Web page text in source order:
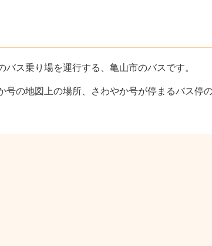
ス乗り場を運行する、亀山市のバスです。
の地図上の場所、さわやか号が停まるバス停